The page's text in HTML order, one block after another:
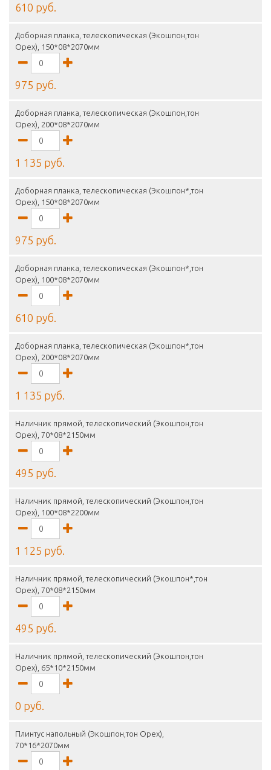
610 руб.
Доборная планка, телескопическая (Экошпон,тон
Орех), 150*08*2070мм
975 руб.
Доборная планка, телескопическая (Экошпон,тон
Орех), 200*08*2070мм
1 135 руб.
Доборная планка, телескопическая (Экошпон*,тон
Орех), 150*08*2070мм
975 руб.
Доборная планка, телескопическая (Экошпон*,тон
Орех), 100*08*2070мм
610 руб.
Доборная планка, телескопическая (Экошпон*,тон
Орех), 200*08*2070мм
1 135 руб.
Наличник прямой, телескопический (Экошпон,тон
Орех), 70*08*2150мм
495 руб.
Наличник прямой, телескопический (Экошпон,тон
Орех), 100*08*2200мм
1 125 руб.
Наличник прямой, телескопический (Экошпон*,тон
Орех), 70*08*2150мм
495 руб.
Наличник прямой, телескопический (Экошпон,тон
Орех), 65*10*2150мм
0 руб.
Плинтус напольный (Экошпон,тон Орех),
70*16*2070мм